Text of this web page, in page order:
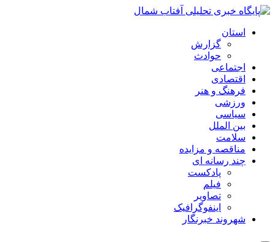
استان
گزارش
حوادث
اجتماعی
اقتصادی
فرهنگ و هنر
ورزشی
سیاسی
بین الملل
سلامت
مناقصه و مزایده
چند رسانه ای
پادکست
فیلم
تصاویر
اینفوگرافیک
شهروند خبرنگار